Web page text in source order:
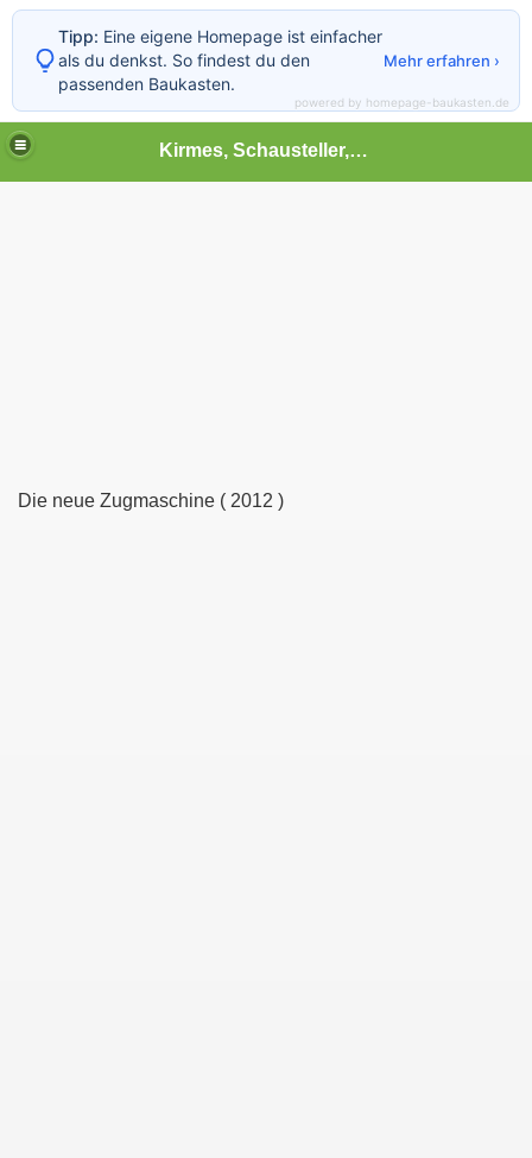
Kirmes, Schausteller,Volksfest,Chilbi,Rummel und vieles mehr
Die neue Zugmaschine ( 2012 )
Tipp: Eine eigene Homepage ist einfacher
als du denkst. So findest du den
passenden Baukasten.
Mehr erfahren ›
powered by homepage-baukasten.de